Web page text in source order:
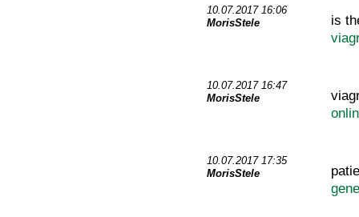
10.07.2017 16:06
MorisStele
is
10.07.2017 16:47
MorisStele
10.07.2017 17:35
MorisStele